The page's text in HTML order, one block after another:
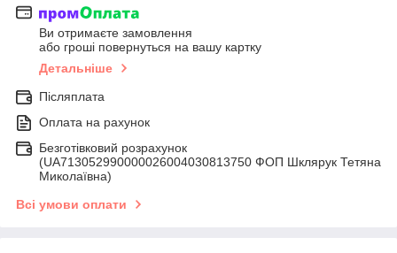
Ви отримаєте замовлення
або гроші повернуться на вашу картку
Детальніше
Післяплата
Оплата на рахунок
Безготівковий розрахунок
(UA713052990000026004030813750 ФОП Шклярук Тетяна
Миколаївна)
Всі умови оплати